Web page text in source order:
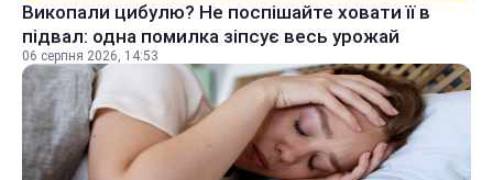
Викопали цибулю? Не поспішайте ховати її в
підвал: одна помилка зіпсує весь урожай
06 серпня 2026, 14:53